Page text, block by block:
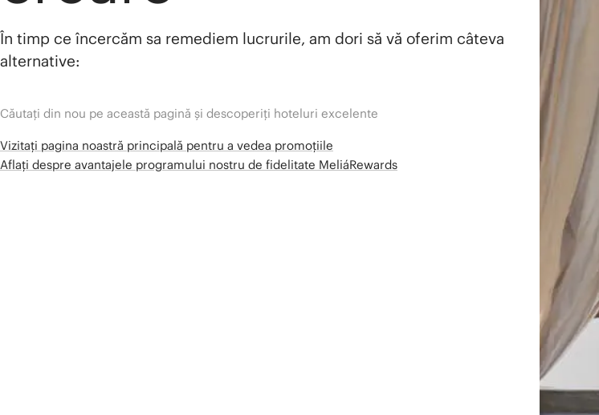
În timp ce încercăm sa remediem lucrurile, am dori să vă oferim câteva
alternative:
Căutați din nou pe această pagină și descoperiți hoteluri excelente
Vizitați pagina noastră principală pentru a vedea promoțiile
Aflați despre avantajele programului nostru de fidelitate MeliáRewards